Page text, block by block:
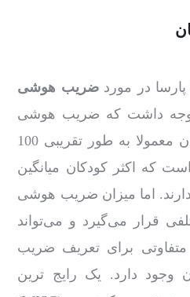
پارسا در موردضریب هوشی
توجه داشت که ضریب هوشی
میانگین در جمعیت کودکان معمولا به طور تقریبی 100
که اکثر کودکان میانگین
ضریب هوشی حدود 100 دارند. اما میزان ضریب هوشی
قرار می‌گیرد و می‌تواند
متفاوتی برای تعریف ضریب
وجود دارد. یک رایج‌ ترین